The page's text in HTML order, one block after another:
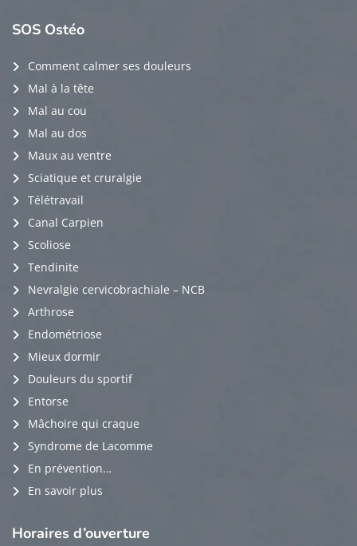
SOS Ostéo
Comment calmer ses douleurs
Mal à la tête
Mal au cou
Mal au dos
Maux au ventre
Sciatique et cruralgie
Télétravail
Canal Carpien
Scoliose
Tendinite
Nevralgie cervicobrachiale – NCB
Arthrose
Endométriose
Mieux dormir
Douleurs du sportif
Entorse
Mâchoire qui craque
Syndrome de Lacomme
En prévention…
En savoir plus
Horaires d’ouverture